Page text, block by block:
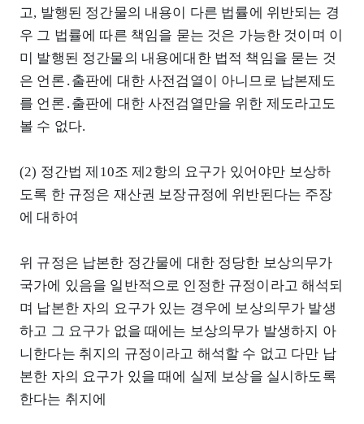
고, 발행된 정간물의 내용이 다른 법률에 위반되는 경
우 그 법률에 따른 책임을 묻는 것은 가능한 것이며 이
미 발행된 정간물의 내용에대한 법적 책임을 묻는 것
은 언론․출판에 대한 사전검열이 아니므로 납본제도
를 언론․출판에 대한 사전검열만을 위한 제도라고도
볼 수 없다.
(2) 정간법 제10조 제2항의 요구가 있어야만 보상하
도록 한 규정은 재산권 보장규정에 위반된다는 주장
에 대하여
위 규정은 납본한 정간물에 대한 정당한 보상의무가
국가에 있음을 일반적으로 인정한 규정이라고 해석되
며 납본한 자의 요구가 있는 경우에 보상의무가 발생
하고 그 요구가 없을 때에는 보상의무가 발생하지 아
니한다는 취지의 규정이라고 해석할 수 없고 다만 납
본한 자의 요구가 있을 때에 실제 보상을 실시하도록
한다는 취지에